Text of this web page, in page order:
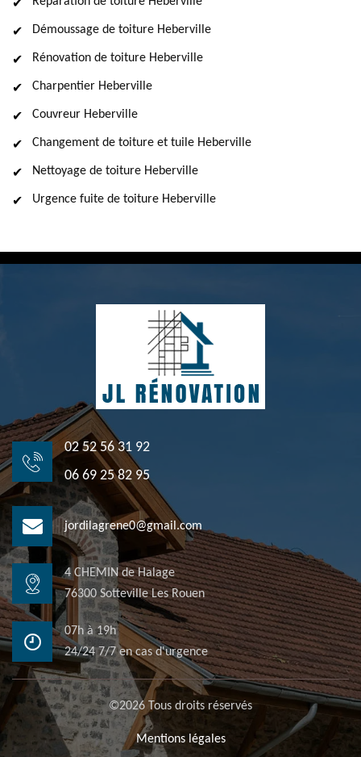
Démoussage de toiture Heberville
Rénovation de toiture Heberville
Charpentier Heberville
Couvreur Heberville
Changement de toiture et tuile Heberville
Nettoyage de toiture Heberville
Urgence fuite de toiture Heberville
02 52 56 31 92
06 69 25 82 95
jordilagrene0@gmail.com
4 CHEMIN de Halage
76300 Sotteville Les Rouen
07h à 19h
24/24 7/7 en cas d'urgence
©2026 Tous droits réservés
Mentions légales